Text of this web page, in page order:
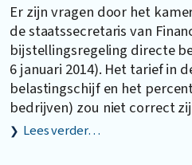
Er zijn vragen door het
de staatssecretaris van
bijstellingsregeling directe
6 januari 2014). Het tarief in
belastingschijf en het
bedrijven) zou niet correct
Lees verder…